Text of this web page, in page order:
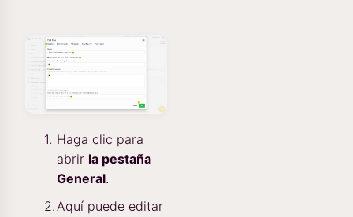
Haga clic para
abrir la pestaña
General.
Aquí puede editar